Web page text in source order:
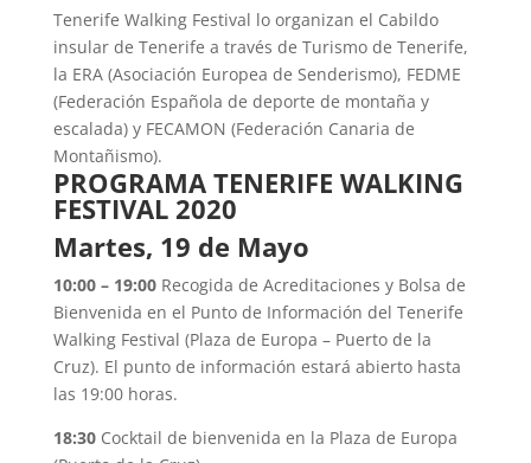
Tenerife Walking Festival lo organizan el Cabildo
insular de Tenerife a través de Turismo de Tenerife,
la ERA (Asociación Europea de Senderismo), FEDME
(Federación Española de deporte de montaña y
escalada) y FECAMON (Federación Canaria de
Montañismo).
PROGRAMA TENERIFE WALKING
FESTIVAL 2020
Martes, 19 de Mayo
10:00 – 19:00Recogida de Acreditaciones y Bolsa de
Bienvenida en el Punto de Información del Tenerife
Walking Festival (Plaza de Europa – Puerto de la
Cruz). El punto de información estará abierto hasta
las 19:00 horas.
18:30Cocktail de bienvenida en la Plaza de Europa